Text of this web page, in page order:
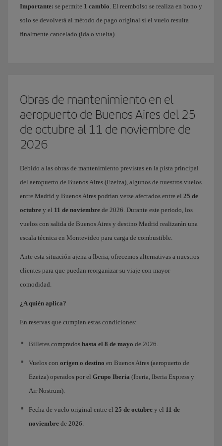
Importante: se permite 1 cambio. El reembolso se realiza en bono y
solo se devolverá al método de pago original si el vuelo resulta
finalmente cancelado (ida o vuelta).
Obras de mantenimiento en el
aeropuerto de Buenos Aires del 25
de octubre al 11 de noviembre de
2026
Debido a las obras de mantenimiento previstas en la pista principal
del aeropuerto de Buenos Aires (Ezeiza), algunos de nuestros vuelos
entre Madrid y Buenos Aires podrían verse afectados entre el 25 de
octubre y el 11 de noviembre de 2026. Durante este periodo, los
vuelos con salida de Buenos Aires y destino Madrid realizarán una
escala técnica en Montevideo para carga de combustible.
Ante esta situación ajena a Iberia, ofrecemos alternativas a nuestros
clientes para que puedan reorganizar su viaje con mayor
comodidad.
¿A quién aplica?
En reservas que cumplan estas condiciones:
Billetes comprados hasta el 8 de mayo de 2026.
Vuelos con origen o destino en Buenos Aires (aeropuerto de
Ezeiza) operados por el Grupo Iberia (Iberia, Iberia Express y
Air Nostrum).
Fecha de vuelo original entre el 25 de octubre y el 11 de
noviembre de 2026.